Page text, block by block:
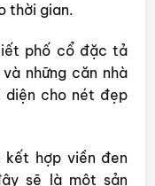
thời gian.
phố cổ đặc tả
những căn nhà
diện cho nét đẹp
kết hợp viền đen
sẽ là một sản